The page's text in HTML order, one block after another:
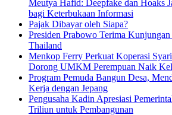
Meutya Hafid: Deepfake dan Hoaks
bagi Keterbukaan Informasi
Pajak Dibayar oleh Siapa?
Presiden Prabowo Terima
Thailand
Menkop Ferry Perkuat Koperasi
Dorong UMKM Perempuan Naik
Program Pemuda Bangun Desa,
Kerja dengan Jepang
Pengusaha Kadin Apresiasi
Triliun untuk Pembangunan